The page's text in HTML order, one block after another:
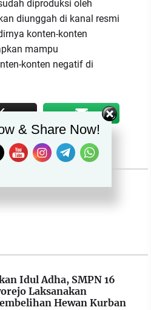
diproduksi oleh
diunggah di kanal resmi
konten-konten
mampu
konten negatif di
Idul Adha, SMPN 16
Laksanakan
Hewan Kurban
& Share Now!
Youtube Channel ID